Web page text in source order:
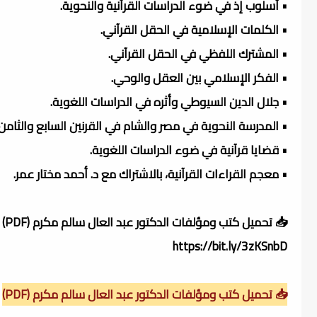
• أسلوب إذ في ضوء الدراسات القرآنية والنحوية.
• الكلمات الإسلامية في الحقل القرآني.
• المشترك اللفظي في الحقل القرآني.
• الفكر الإسلامي بين العقل والوحي.
• جلال الدين السيوطي وأثره في الدراسات اللغوية.
• المدرسة النحوية في مصر والشام في القرنين السابع
• قضايا قرآنية في ضوء الدراسات اللغوية.
• معجم القراءات القرآنية، بالاشتراك مع د. أحمد مختار عمر.
📥 تحميل كتب ومؤلفات الدكتور عبد العال سالم مكرم (PDF)
https://bit.ly/3zKSnbD
📥 تحميل كتب ومؤلفات الدكتور عبد العال سالم مكرم (PDF)